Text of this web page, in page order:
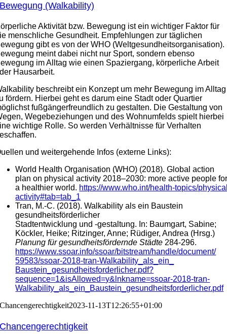
Bewegung (Walkability)
Aktivität bzw. Bewegung ist ein wichtiger Faktor für
menschliche Gesundheit. Empfehlungen zur täglichen
gibt es von der WHO (Weltgesundheitsorganisation).
meint dabei nicht nur Sport, sondern ebenso
im Alltag wie einen Spaziergang, körperliche Arbeit
Hausarbeit.
beschreibt ein Konzept um mehr Bewegung im Alltag
fördern. Hierbei geht es darum eine Stadt oder Quartier
fußgängerfreundlich zu gestalten. Die Gestaltung von
Wegebeziehungen und des Wohnumfelds spielt hierbei
wichtige Rolle. So werden Verhältnisse für Verhalten
und weitergehende Infos (externe Links):
World Health Organisation (WHO) (2018). Global action
plan on physical activity 2018–2030: more active people
a healthier world. https://www.who.int/health-topics/
activity#tab=tab_1
Tran, M.-C. (2018). Walkability als ein Baustein
gesundheitsförderlicher
Stadtentwicklung und -gestaltung. In: Baumgart, Sabine;
Köckler, Heike; Ritzinger, Anne; Rüdiger, Andrea (Hrsg.)
Planung für gesundheitsfördernde Städte284-296.
https://www.ssoar.info/ssoar/bitstream/handle/document/
59583/ssoar-2018-tran-Walkability_als_ein_
Baustein_gesundheitsforderlicher.pdf?
sequence=1&isAllowed=y&lnkname=ssoar-2018-tran-
Walkability_als_ein_Baustein_gesundheitsforderlicher.pdf
Chancengerechtigkeit2023-11-13T12:26:55+01:00
Chancengerechtigkeit